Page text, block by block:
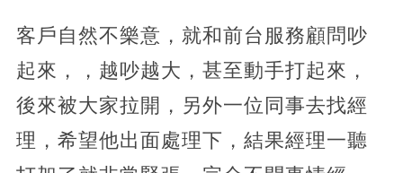
客戶自然不樂意，就和前台服務顧問吵
起來，，越吵越大，甚至動手打起來，
後來被大家拉開，另外一位同事去找經
理，希望他出面處理下，結果經理一聽